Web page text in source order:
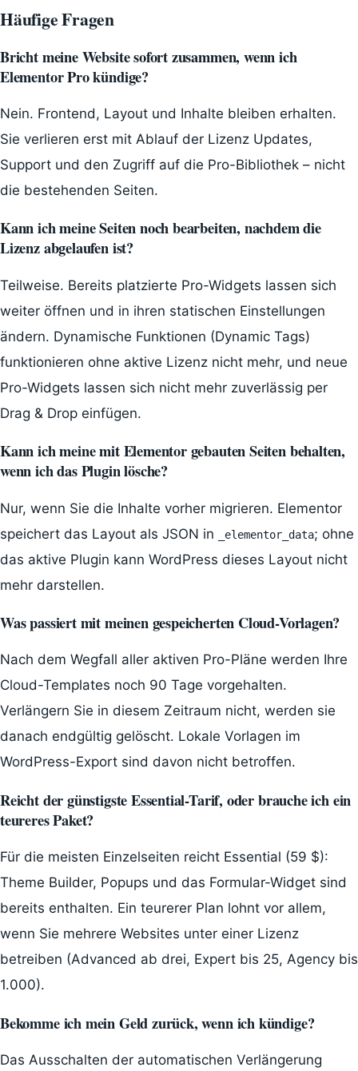
Häufige Fragen
Bricht meine Website sofort zusammen, wenn ich
Elementor Pro kündige?
Nein. Frontend, Layout und Inhalte bleiben erhalten.
Sie verlieren erst mit Ablauf der Lizenz Updates,
Support und den Zugriff auf die Pro-Bibliothek – nicht
die bestehenden Seiten.
Kann ich meine Seiten noch bearbeiten, nachdem die
Lizenz abgelaufen ist?
Teilweise. Bereits platzierte Pro-Widgets lassen sich
weiter öffnen und in ihren statischen Einstellungen
ändern. Dynamische Funktionen (Dynamic Tags)
funktionieren ohne aktive Lizenz nicht mehr, und neue
Pro-Widgets lassen sich nicht mehr zuverlässig per
Drag & Drop einfügen.
Kann ich meine mit Elementor gebauten Seiten behalten,
wenn ich das Plugin lösche?
Nur, wenn Sie die Inhalte vorher migrieren. Elementor
speichert das Layout als JSON in
_elementor_data; ohne
das aktive Plugin kann WordPress dieses Layout nicht
mehr darstellen.
Was passiert mit meinen gespeicherten Cloud-Vorlagen?
Nach dem Wegfall aller aktiven Pro-Pläne werden Ihre
Cloud-Templates noch 90 Tage vorgehalten.
Verlängern Sie in diesem Zeitraum nicht, werden sie
danach endgültig gelöscht. Lokale Vorlagen im
WordPress-Export sind davon nicht betroffen.
Reicht der günstigste Essential-Tarif, oder brauche ich ein
teureres Paket?
Für die meisten Einzelseiten reicht Essential (59 $):
Theme Builder, Popups und das Formular-Widget sind
bereits enthalten. Ein teurerer Plan lohnt vor allem,
wenn Sie mehrere Websites unter einer Lizenz
betreiben (Advanced ab drei, Expert bis 25, Agency bis
1.000).
Bekomme ich mein Geld zurück, wenn ich kündige?
Das Ausschalten der automatischen Verlängerung